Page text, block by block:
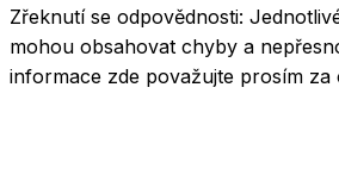
Zřeknutí se odpovědnosti:
mohou obsahovat chyby a
informace zde považujte prosím za